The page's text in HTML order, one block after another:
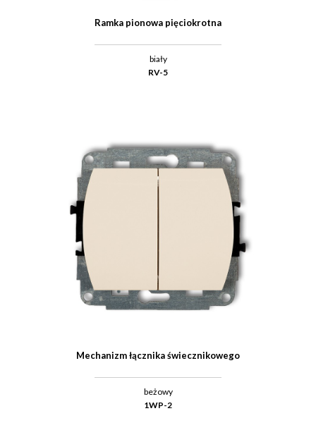
Ramka pionowa pięciokrotna
biały
RV-5
Mechanizm łącznika świecznikowego
beżowy
1WP-2